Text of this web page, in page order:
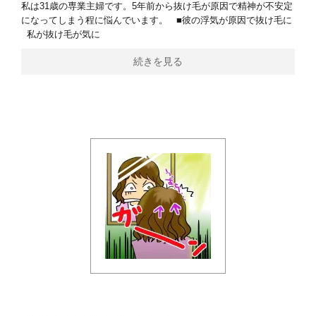
私は31歳の専業主婦です。5年前から抜け毛が原因で精神が不安定
になってしまう程に悩んでいます。 ■彼の浮気が原因で抜け毛に
私が抜け毛が気に
続きを見る